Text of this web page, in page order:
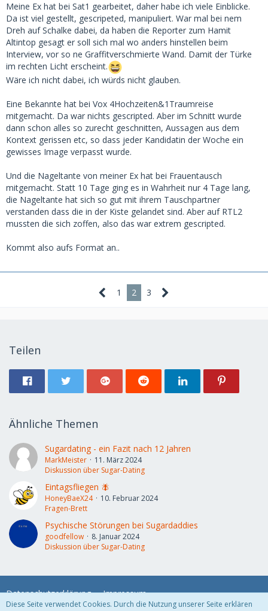
Meine Ex hat bei Sat1 gearbeitet, daher habe ich viele Einblicke.
Da ist viel gestellt, gescripeted, manipuliert. War mal bei nem
Dreh auf Schalke dabei, da haben die Reporter zum Hamit
Altintop gesagt er soll sich mal wo anders hinstellen beim
Interview, vor so ne Graffitverschmierte Wand. Damit der Türke
im rechten Licht erscheint.
Wäre ich nicht dabei, ich würds nicht glauben.
Eine Bekannte hat bei Vox 4Hochzeiten&1Traumreise
mitgemacht. Da war nichts gescripted. Aber im Schnitt wurde
dann schon alles so zurecht geschnitten, Aussagen aus dem
Kontext gerissen etc, so dass jeder Kandidatin der Woche ein
gewisses Image verpasst wurde.
Und die Nageltante von meiner Ex hat bei Frauentausch
mitgemacht. Statt 10 Tage ging es in Wahrheit nur 4 Tage lang,
die Nageltante hat sich so gut mit ihrem Tauschpartner
verstanden dass die in der Kiste gelandet sind. Aber auf RTL2
mussten die sich zoffen, also das war extrem gescripted.
Kommt also aufs Format an..
1 2 3
Teilen
Ähnliche Themen
Sugardating - ein Fazit nach 12 Jahren
MarkMeister
11. März 2024
Diskussion über Sugar-Dating
Eintagsfliegen 🪰
HoneyBaeX24
10. Februar 2024
Fragen-Brett
Psychische Störungen bei Sugardaddies
goodfellow
8. Januar 2024
Diskussion über Sugar-Dating
Datenschutzerklärung Impressum
Diese Seite verwendet Cookies. Durch die Nutzung unserer Seite erklären